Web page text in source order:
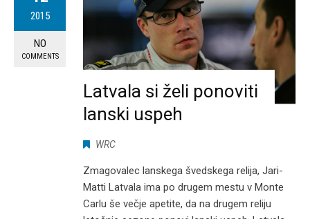
2015
NO
COMMENTS
Latvala si želi ponoviti
lanski uspeh
WRC
Zmagovalec lanskega švedskega relija, Jari-
Matti Latvala ima po drugem mestu v Monte
Carlu še večje apetite, da na drugem reliju